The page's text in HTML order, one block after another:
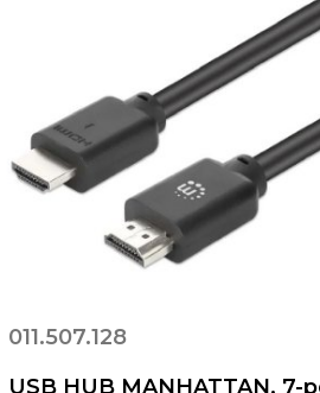
011.507.128
USB HUB MANHATTAN, 7-